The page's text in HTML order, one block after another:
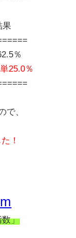
果
％
25.0％
で、
！
数」